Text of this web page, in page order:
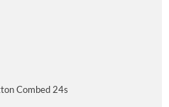
Combed 24s